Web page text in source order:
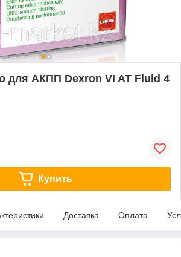
для АКПП Dexron VI AT Fluid 4
Купить
Доставка Оплата